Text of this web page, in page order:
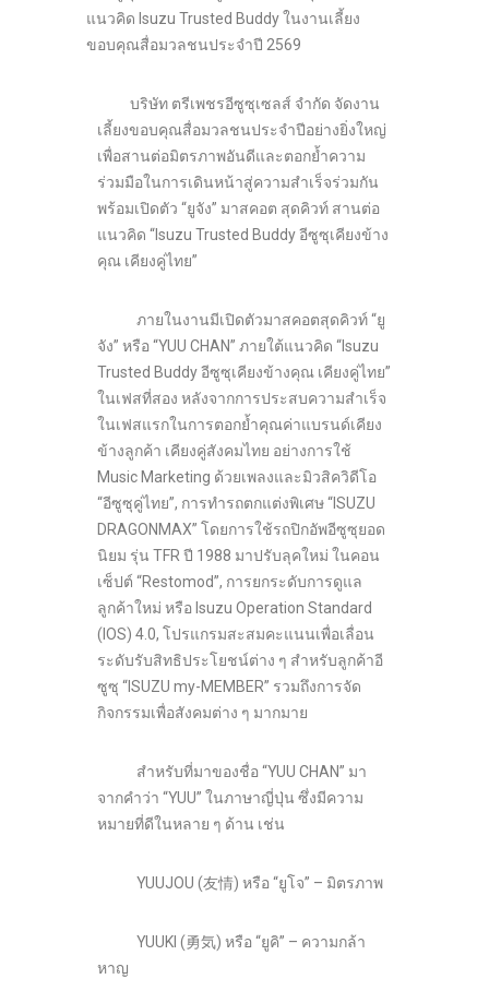
บริษัท ตรีเพชรอีซูซุเซลส์ จำกัด จัดงาน
เลี้ยงขอบคุณสื่อมวลชนประจำปีอย่างยิ่งใหญ่
เพื่อสานต่อมิตรภาพอันดีและตอกย้ำความ
ร่วมมือในการเดินหน้าสู่ความสำเร็จร่วมกัน
พร้อมเปิดตัว “ยูจัง” มาสคอต สุดคิวท์ สานต่อ
แนวคิด “Isuzu Trusted Buddy อีซูซุเคียงข้าง
คุณ เคียงคู่ไทย”
ภายในงานมีเปิดตัวมาสคอตสุดคิวท์ “ยู
จัง” หรือ “YUU CHAN” ภายใต้แนวคิด “Isuzu
Trusted Buddy อีซูซุเคียงข้างคุณ เคียงคู่ไทย”
ในเฟสที่สอง หลังจากการประสบความสำเร็จ
ในเฟสแรกในการตอกย้ำคุณค่าแบรนด์เคียง
ข้างลูกค้า เคียงคู่สังคมไทย อย่างการใช้
Music Marketing ด้วยเพลงและมิวสิควิดีโอ
“อีซูซุคู่ไทย”, การทำรถตกแต่งพิเศษ “ISUZU
DRAGONMAX” โดยการใช้รถปิกอัพอีซูซุยอด
นิยม รุ่น TFR ปี 1988 มาปรับลุคใหม่ ในคอน
เซ็ปต์ “Restomod”, การยกระดับการดูแล
ลูกค้าใหม่ หรือ Isuzu Operation Standard
(IOS) 4.0, โปรแกรมสะสมคะแนนเพื่อเลื่อน
ระดับรับสิทธิประโยชน์ต่าง ๆ สำหรับลูกค้าอี
ซูซุ “ISUZU my-MEMBER” รวมถึงการจัด
กิจกรรมเพื่อสังคมต่าง ๆ มากมาย
สำหรับที่มาของชื่อ “YUU CHAN” มา
จากคำว่า “YUU” ในภาษาญี่ปุ่น ซึ่งมีความ
หมายที่ดีในหลาย ๆ ด้าน เช่น
YUUJOU (友情) หรือ “ยูโจ” – มิตรภาพ
YUUKI (勇気) หรือ “ยูคิ” – ความกล้า
หาญ